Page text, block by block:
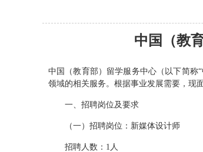
中国（教
中国（教育部）留学服务中心（以下简称
领域的相关服务。根据事业发展需要，现
一、招聘岗位及要求
（一）招聘岗位：新媒体设计师
招聘人数：1人